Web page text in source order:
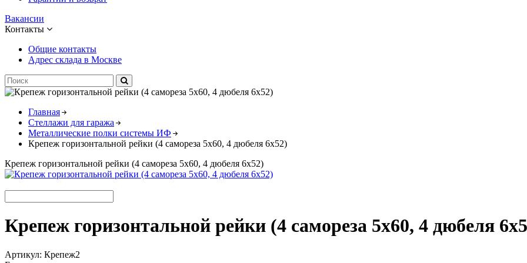
Вакансии
Контакты
Общие контакты
Адрес склада в Москве
Главная
Стеллажи для гаража
Металлические полки системы ИФ
Крепеж горизонтальной рейки (4 самореза 5х60, 4 дюбеля 6х52)
Крепеж горизонтальной рейки (4 самореза 5х60, 4 дюбеля 6х52)
Крепеж горизонтальной рейки (4 самореза 5х60, 4 дюбеля
Артикул: Крепеж2